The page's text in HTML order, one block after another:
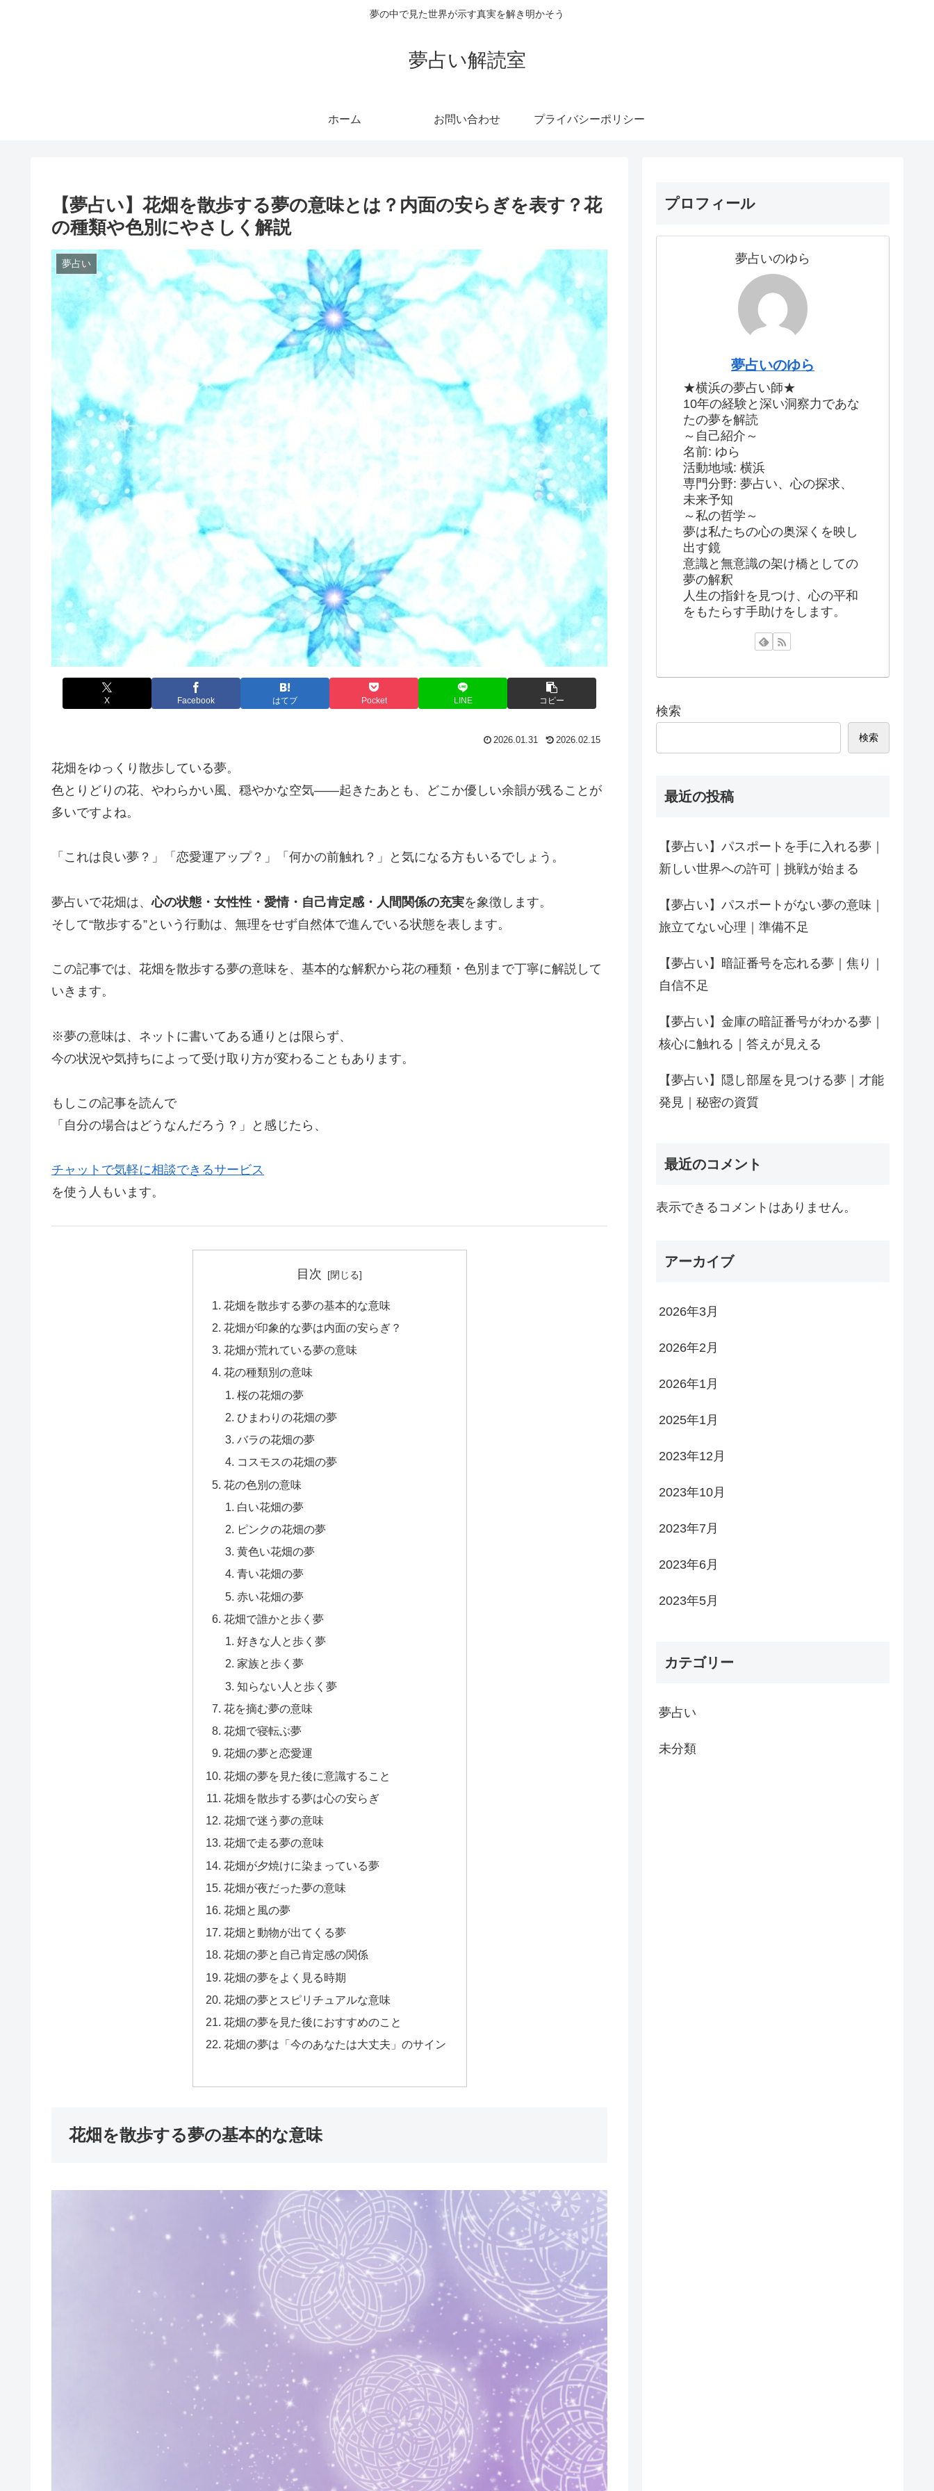
夢の中で見た世界が示す真実を解き明かそう
夢占い解読室
ホーム お問い合わせ プライバシーポリシー
【夢占い】花畑を散歩する夢の意味とは？内面の安らぎを表す？花
の種類や色別にやさしく解説
夢占い
X Facebook はてブ Pocket LINE コピー
2026.01.31 2026.02.15
花畑をゆっくり散歩している夢。
色とりどりの花、やわらかい風、穏やかな空気――起きたあとも、どこか優しい余韻が残ることが
多いですよね。
「これは良い夢？」「恋愛運アップ？」「何かの前触れ？」と気になる方もいるでしょう。
夢占いで花畑は、心の状態・女性性・愛情・自己肯定感・人間関係の充実を象徴します。
そして“散歩する”という行動は、無理をせず自然体で進んでいる状態を表します。
この記事では、花畑を散歩する夢の意味を、基本的な解釈から花の種類・色別まで丁寧に解説して
いきます。
※夢の意味は、ネットに書いてある通りとは限らず、
今の状況や気持ちによって受け取り方が変わることもあります。
もしこの記事を読んで
「自分の場合はどうなんだろう？」と感じたら、
チャットで気軽に相談できるサービス
を使う人もいます。
目次
花畑を散歩する夢の基本的な意味
花畑が印象的な夢は内面の安らぎ？
花畑が荒れている夢の意味
花の種類別の意味
桜の花畑の夢
ひまわりの花畑の夢
バラの花畑の夢
コスモスの花畑の夢
花の色別の意味
白い花畑の夢
ピンクの花畑の夢
黄色い花畑の夢
青い花畑の夢
赤い花畑の夢
花畑で誰かと歩く夢
好きな人と歩く夢
家族と歩く夢
知らない人と歩く夢
花を摘む夢の意味
花畑で寝転ぶ夢
花畑の夢と恋愛運
花畑の夢を見た後に意識すること
花畑を散歩する夢は心の安らぎ
花畑で迷う夢の意味
花畑で走る夢の意味
花畑が夕焼けに染まっている夢
花畑が夜だった夢の意味
花畑と風の夢
花畑と動物が出てくる夢
花畑の夢と自己肯定感の関係
花畑の夢をよく見る時期
花畑の夢とスピリチュアルな意味
花畑の夢を見た後におすすめのこと
花畑の夢は「今のあなたは大丈夫」のサイン
花畑を散歩する夢の基本的な意味
プロフィール
夢占いのゆら
夢占いのゆら
★横浜の夢占い師★
10年の経験と深い洞察力であな
たの夢を解読
～自己紹介～
名前: ゆら
活動地域: 横浜
専門分野: 夢占い、心の探求、
未来予知
～私の哲学～
夢は私たちの心の奥深くを映し
出す鏡
意識と無意識の架け橋としての
夢の解釈
人生の指針を見つけ、心の平和
をもたらす手助けをします。
検索
検索
最近の投稿
【夢占い】パスポートを手に入れる夢｜
新しい世界への許可｜挑戦が始まる
【夢占い】パスポートがない夢の意味｜
旅立てない心理｜準備不足
【夢占い】暗証番号を忘れる夢｜焦り｜
自信不足
【夢占い】金庫の暗証番号がわかる夢｜
核心に触れる｜答えが見える
【夢占い】隠し部屋を見つける夢｜才能
発見｜秘密の資質
最近のコメント
表示できるコメントはありません。
アーカイブ
2026年3月
2026年2月
2026年1月
2025年1月
2023年12月
2023年10月
2023年7月
2023年6月
2023年5月
カテゴリー
夢占い
未分類